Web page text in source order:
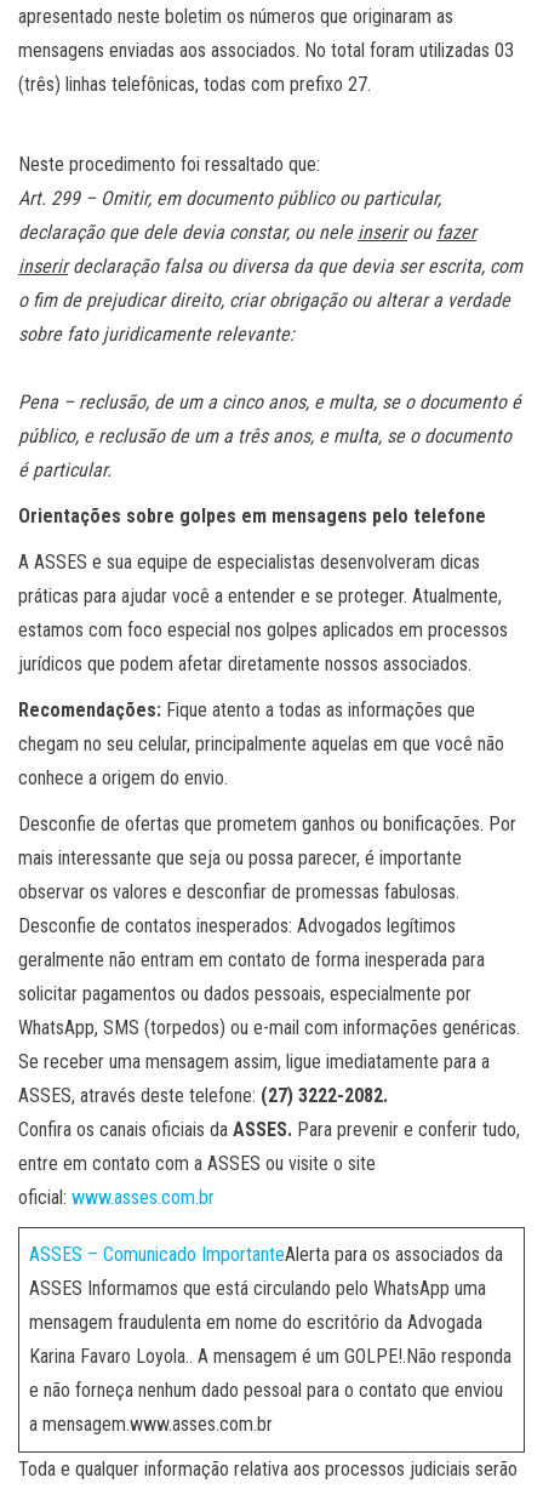
apresentado neste boletim os números que originaram as
mensagens enviadas aos associados. No total foram utilizadas 03
(três) linhas telefônicas, todas com prefixo 27.
Neste procedimento foi ressaltado que:
Art. 299 – Omitir, em documento público ou particular,
declaração que dele devia constar, ou nele inserirou fazer
inserirdeclaração falsa ou diversa da que devia ser escrita, com
o fim de prejudicar direito, criar obrigação ou alterar a verdade
sobre fato juridicamente relevante:
Pena – reclusão, de um a cinco anos, e multa, se o documento é
público, e reclusão de um a três anos, e multa, se o documento
é particular.
Orientações sobre golpes em mensagens pelo telefone
A ASSES e sua equipe de especialistas desenvolveram dicas
práticas para ajudar você a entender e se proteger. Atualmente,
estamos com foco especial nos golpes aplicados em processos
jurídicos que podem afetar diretamente nossos associados.
Recomendações: Fique atento a todas as informações que
chegam no seu celular, principalmente aquelas em que você não
conhece a origem do envio.
Desconfie de ofertas que prometem ganhos ou bonificações. Por
mais interessante que seja ou possa parecer, é importante
observar os valores e desconfiar de promessas fabulosas.
Desconfie de contatos inesperados: Advogados legítimos
geralmente não entram em contato de forma inesperada para
solicitar pagamentos ou dados pessoais, especialmente por
WhatsApp, SMS (torpedos) ou e-mail com informações genéricas.
Se receber uma mensagem assim, ligue imediatamente para a
ASSES, através deste telefone: (27) 3222-2082.
Confira os canais oficiais da ASSES. Para prevenir e conferir tudo,
entre em contato com a ASSES ou visite o site
oficial: www.asses.com.br
ASSES – Comunicado ImportanteAlerta para os associados da
ASSES Informamos que está circulando pelo WhatsApp uma
mensagem fraudulenta em nome do escritório da Advogada
Karina Favaro Loyola.. A mensagem é um GOLPE!.Não responda
e não forneça nenhum dado pessoal para o contato que enviou
a mensagem.www.asses.com.br
Toda e qualquer informação relativa aos processos judiciais serão